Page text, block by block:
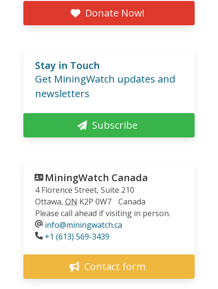
Donate Now!
Stay in Touch
Get MiningWatch updates and
newsletters
Subscribe
MiningWatch Canada
4 Florence Street, Suite 210
Ottawa, ON K2P 0W7
Canada
Please call ahead if visiting in person.
info@miningwatch.ca
Phone
+1 (613) 569-3439
Contact form